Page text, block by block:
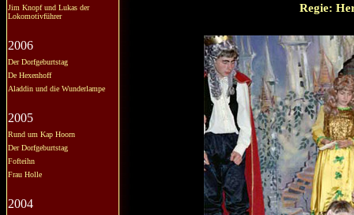
Jim Knopf und Lukas der
Lokomotivführer
2006
Der Dorfgeburtstag
De Hexenhoff
Aladdin und die Wunderlampe
2005
Rund um Kap Hoorn
Der Dorfgeburtstag
Fofteihn
Frau Holle
2004
Regie: